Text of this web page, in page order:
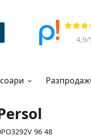
Прегледи
4,9/
96 48